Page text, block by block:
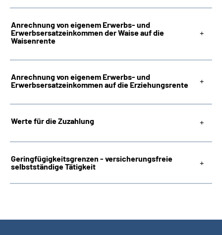
Anrechnung von eigenem Erwerbs- und
Erwerbsersatzeinkommen der Waise auf die
Waisenrente
Anrechnung von eigenem Erwerbs- und
Erwerbsersatzeinkommen auf die Erziehungsrente
Werte für die Zuzahlung
Geringfügigkeitsgrenzen - versicherungsfreie
selbstständige Tätigkeit